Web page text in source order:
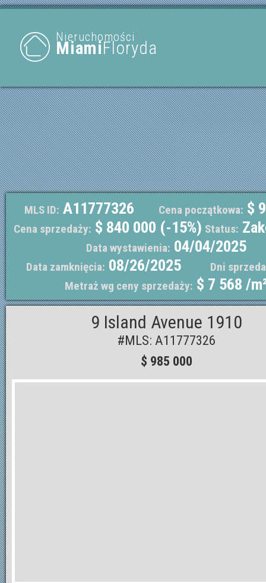
Nieruchomości
MiamiFloryda
MLS ID: A11777326 Cena początkowa: $
Cena sprzedaży: $ 840 000 (-15%) Status:
Data wystawienia: 04/04/2025
Data zamknięcia: 08/26/2025
Dni
Metraż wg ceny sprzedaży: $ 7 568 /
9 Island Avenue 1910
#MLS: A11777326
$ 985 000